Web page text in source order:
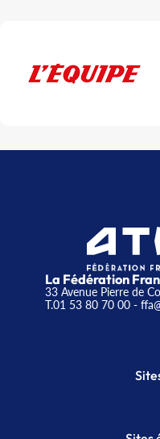
La Fédération
33 Avenue Pierre de
T.01 53 80 70 00-